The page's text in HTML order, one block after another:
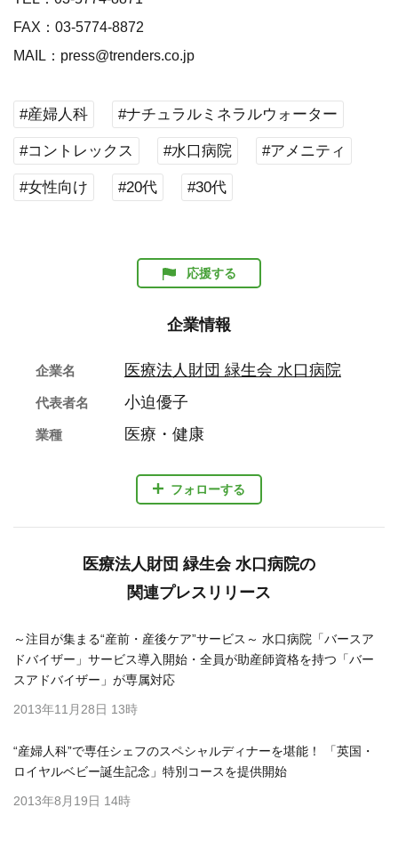
FAX：03-5774-8872
MAIL：press@trenders.co.jp
#産婦人科 #ナチュラルミネラルウォーター
#コントレックス #水口病院 #アメニティ
#女性向け #20代 #30代
応援する
企業情報
フォローする
企業名 医療法人財団 緑生会 水口病院
代表者名 小迫優子
業種 医療・健康
医療法人財団 緑生会 水口病院の
関連プレスリリース
～注目が集まる“産前・産後ケア”サービス～ 水口病院「バースア
ドバイザー」サービス導入開始・全員が助産師資格を持つ「バー
スアドバイザー」が専属対応
2013年11月28日 13時
“産婦人科”で専任シェフのスペシャルディナーを堪能！ 「英国・
ロイヤルベビー誕生記念」特別コースを提供開始
2013年8月19日 14時